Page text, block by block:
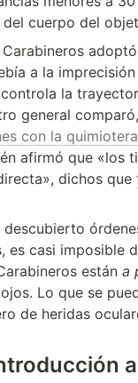
cuerpo del
Carabineros
a la
la
general
con la
afirmó que «los
dichos que
descubierto
es casi imposible
están a
Lo que se
de heridas